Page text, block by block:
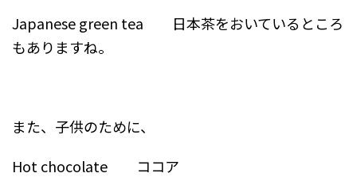
Japanese green tea 日本茶をおいているところ
もありますね。
また、子供のために、
Hot chocolate ココア